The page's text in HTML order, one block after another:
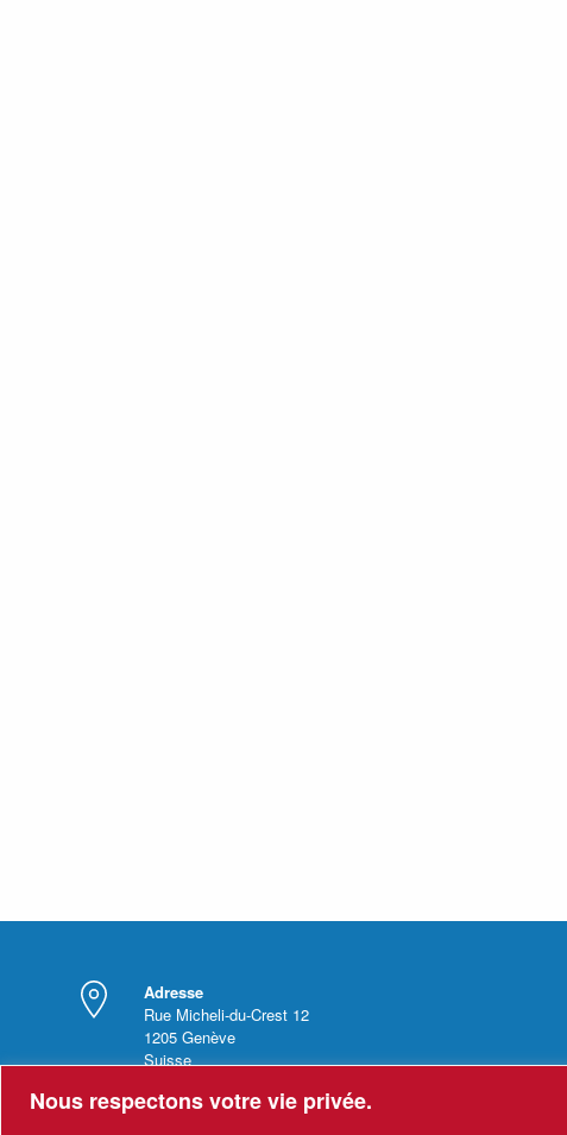
Nous respectons votre vie privée.
Adresse
Rue Micheli-du-Crest 12
1205 Genève
Suisse